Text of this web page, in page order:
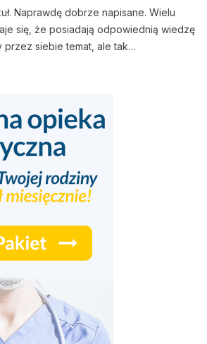
Naprawdę dobrze napisane. Wielu
się, że posiadają odpowiednią wiedzę
przez siebie temat, ale tak…